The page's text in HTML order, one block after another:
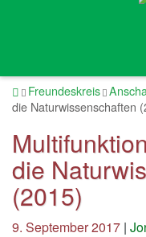
Startseite
Freundeskreis
die Naturwissenschaften
die
(2015)
9. September 2017 |